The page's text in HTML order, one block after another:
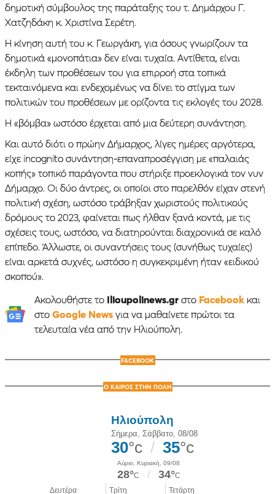
δημοτική σύμβουλος της παράταξης του τ. Δημάρχου Γ.
Χατζηδάκη κ. Χριστίνα Σερέτη.
Η κίνηση αυτή του κ. Γεωργάκη, για όσους γνωρίζουν τα
δημοτικά «μονοπάτια» δεν είναι τυχαία. Αντίθετα, είναι
έκδηλη των προθέσεων του για επιρροή στα τοπικά
τεκταινόμενα και ενδεχομένως να δίνει το στίγμα των
πολιτικών του προθέσεων με ορίζοντα τις εκλογές του 2028.
Η «βόμβα» ωστόσο έρχεται από μια δεύτερη συνάντηση.
Και αυτό διότι ο πρώην Δήμαρχος, λίγες ημέρες αργότερα,
είχε incognito συνάντηση-επαναπροσέγγιση με «παλαιάς
κοπής» τοπικό παράγοντα που στήριξε προεκλογικά τον νυν
Δήμαρχο. Οι δύο άντρες, οι οποίοι στο παρελθόν είχαν στενή
πολιτική σχέση, ωστόσο τράβηξαν χωριστούς πολιτικούς
δρόμους το 2023, φαίνεται πως ήλθαν ξανά κοντά, με τις
σχέσεις τους, ωστόσο, να διατηρούνται διαχρονικά σε καλό
επίπεδο. Άλλωστε, οι συναντήσεις τους (συνήθως τυχαίες)
είναι αρκετά συχνές, ωστόσο η συγκεκριμένη ήταν «ειδικού
σκοπού».
Ακολουθήστε το Ilioupolinews.grστο Facebookκαι
στο Google Newsγια να μαθαίνετε πρώτοι τα
τελευταία νέα από την Ηλιούπολη.
FACEBOOK
Ο ΚΑΙΡΟΣ ΣΤΗΝ ΠΟΛΗ